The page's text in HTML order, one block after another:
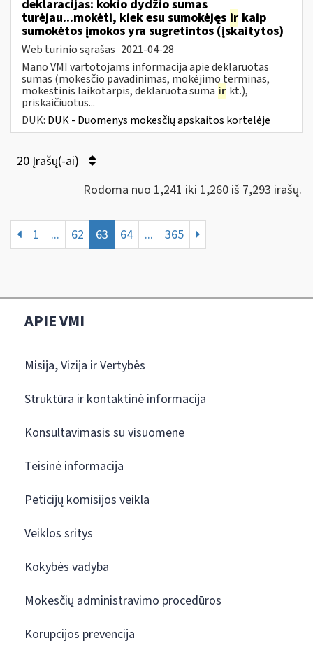
deklaracijas: kokio dydžio sumas
turėjau...mokėti, kiek esu sumokėjęs ir kaip
sumokėtos įmokos yra sugretintos (įskaitytos)
Web turinio sąrašas 2021-04-28
Mano VMI vartotojams informacija apie deklaruotas
sumas (mokesčio pavadinimas, mokėjimo terminas,
mokestinis laikotarpis, deklaruota suma ir kt.),
priskaičiuotus...
DUK: DUK - Duomenys mokesčių apskaitos kortelėje
20 Įrašų(-ai)
Rodoma nuo 1,241 iki 1,260 iš 7,293 irašų.
1 ... 62 63 64 ... 365
APIE VMI
Misija, Vizija ir Vertybės
Struktūra ir kontaktinė informacija
Konsultavimasis su visuomene
Teisinė informacija
Peticijų komisijos veikla
Veiklos sritys
Kokybės vadyba
Mokesčių administravimo procedūros
Korupcijos prevencija